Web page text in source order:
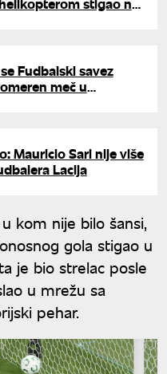
stigao na
Fudbalski savez
meč u
Mauricio Sari nije više
Lacija
kom nije bilo šansi,
gola stigao u
je bio strelac posle
u mrežu sa
pehar.